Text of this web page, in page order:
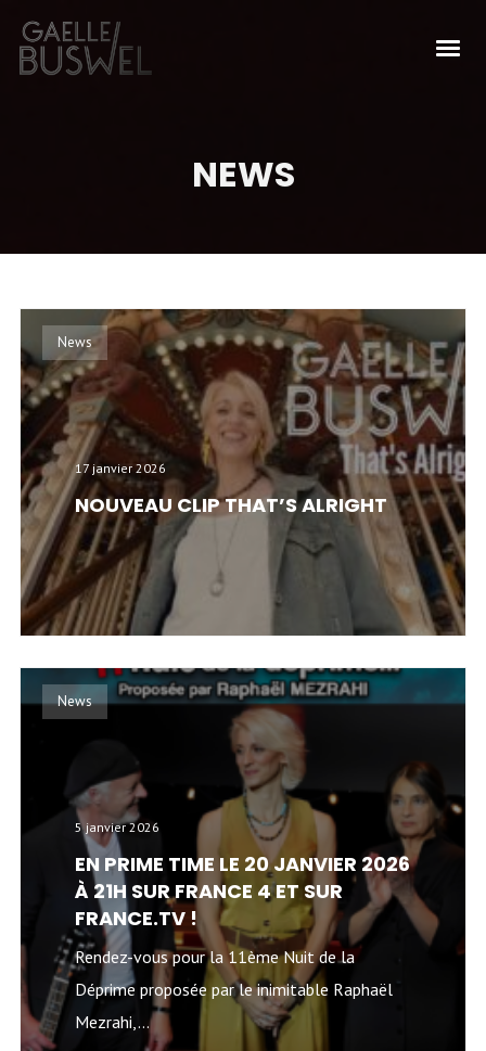
NEWS
News
17 janvier 2026
NOUVEAU CLIP THAT’S ALRIGHT
News
5 janvier 2026
EN PRIME TIME LE 20 JANVIER 2026
À 21H SUR FRANCE 4 ET SUR
FRANCE.TV !
Rendez-vous pour la 11ème Nuit de la
Déprime proposée par le inimitable Raphaël
Mezrahi,...